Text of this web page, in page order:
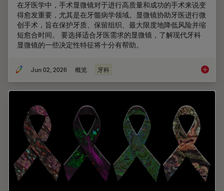
在牙医学中，手术显微镜对于进行高质量和成功的手术来说变
得愈发重要，尤其是在牙髓病学领域。显微镜协助牙医进行微
创手术，旨在保护牙质、保留组织、最大限度地降低风险并缩
短愈合时间。 要选择适合牙医需求的显微镜，了解现代牙科
显微镜的一些决定性特征将十分有帮助。
Jun 02, 2026 概览 牙科 选择牙